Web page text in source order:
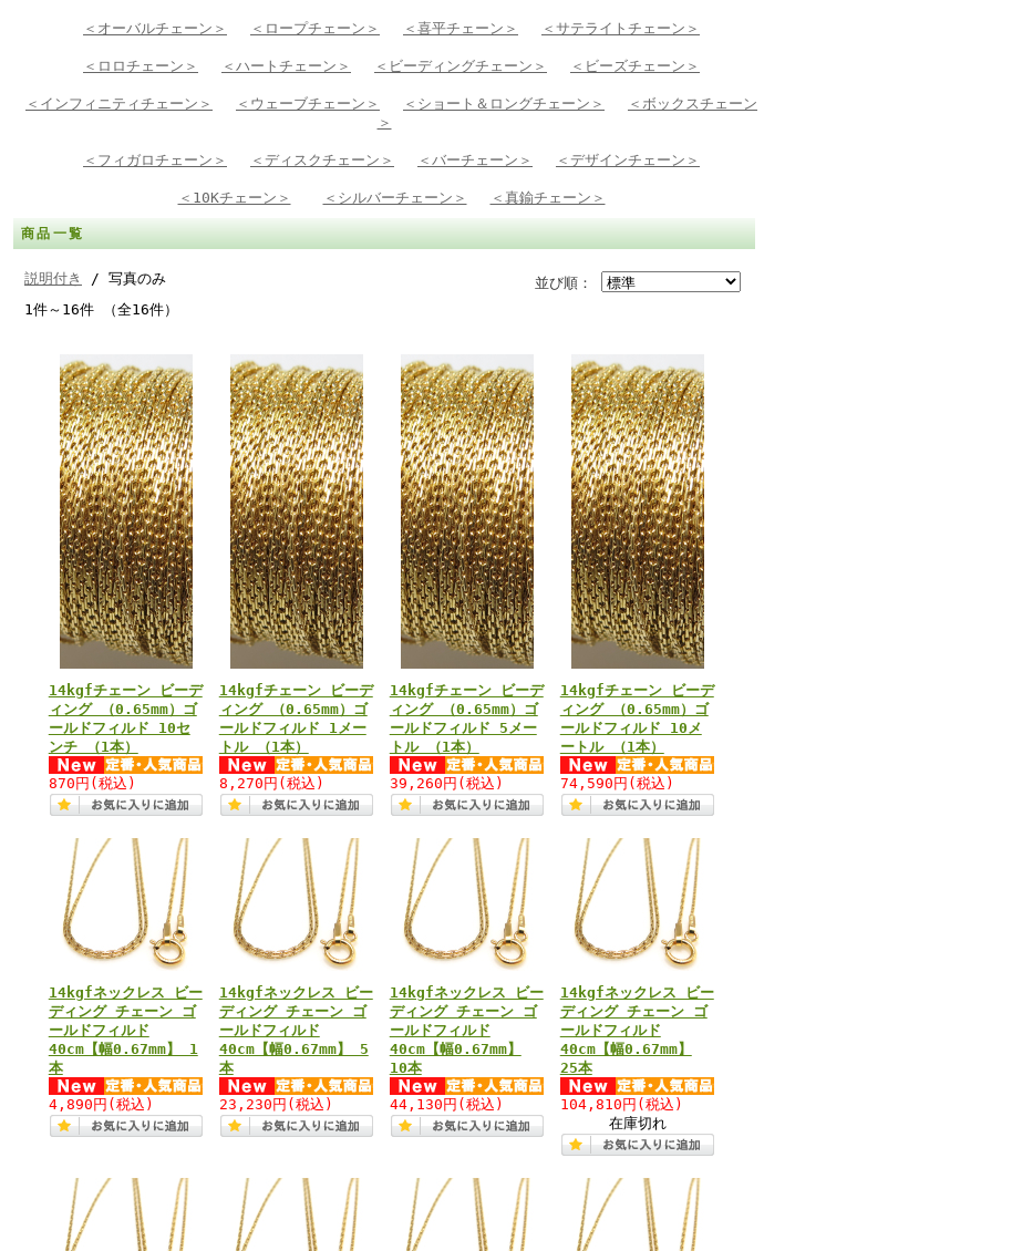
＜オーバルチェーン＞ ＜ロープチェーン＞ ＜喜平チェーン＞ ＜サテライトチェーン＞
＜ロロチェーン＞ ＜ハートチェーン＞ ＜ビーディングチェーン＞ ＜ビーズチェーン＞
＜インフィニティチェーン＞ ＜ウェーブチェーン＞ ＜ショート＆ロングチェーン＞
＜ボックスチェーン
＞
＜フィガロチェーン＞ ＜ディスクチェーン＞ ＜バーチェーン＞ ＜デザインチェーン＞
＜10Kチェーン＞ ＜シルバーチェーン＞ ＜真鍮チェーン＞
商品一覧
並び順：
説明付き
/ 写真のみ
1件～16件 （全16件）
14kgfチェーン ビーデ
ィング （0.65mm）ゴ
ールドフィルド 10セ
ンチ （1本）
870円 (税込)
14kgfチェーン ビーデ
ィング （0.65mm）ゴ
ールドフィルド 1メー
トル （1本）
8,270円 (税込)
14kgfチェーン ビーデ
ィング （0.65mm）ゴ
ールドフィルド 5メー
トル （1本）
39,260円 (税込)
14kgfチェーン ビーデ
ィング （0.65mm）ゴ
ールドフィルド 10メ
ートル （1本）
74,590円 (税込)
14kgfネックレス ビー
ディング チェーン ゴ
ールドフィルド
40cm【幅0.67mm】 1
本
4,890円 (税込)
14kgfネックレス ビー
ディング チェーン ゴ
ールドフィルド
40cm【幅0.67mm】 5
本
23,230円 (税込)
14kgfネックレス ビー
ディング チェーン ゴ
ールドフィルド
40cm【幅0.67mm】
10本
44,130円 (税込)
14kgfネックレス ビー
ディング チェーン ゴ
ールドフィルド
40cm【幅0.67mm】
25本
104,810円 (税込)
在庫切れ